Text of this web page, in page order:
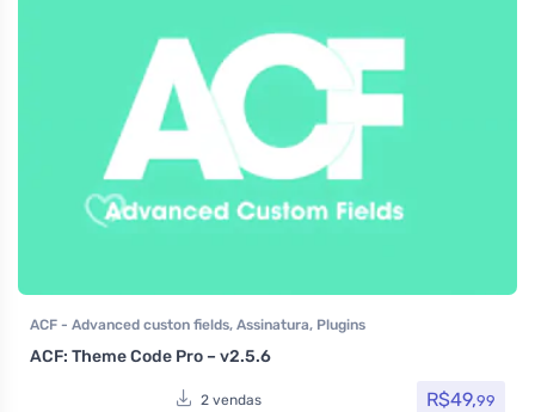
ACF - Advanced custon fields, Assinatura, Plugins
ACF: Theme Code Pro – v2.5.6
2 vendas R$49,99